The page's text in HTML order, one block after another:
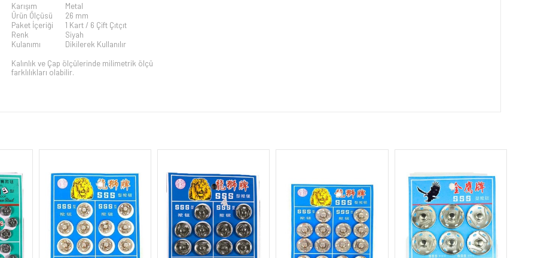
Karışım
Metal
Ürün Ölçüsü
26 mm
Paket İçeriği
1 Kart / 6 Çift Çıtçıt
Renk
Siyah
Kulanımı
Dikilerek Kullanılır
Kalınlık ve Çap ölçülerinde milimetrik ölçü
farklılıkları olabilir.